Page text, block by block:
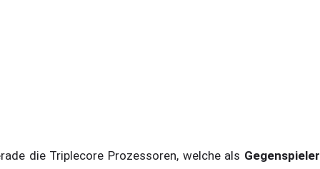
die Triplecore Prozessoren, welche als Gegenspieler